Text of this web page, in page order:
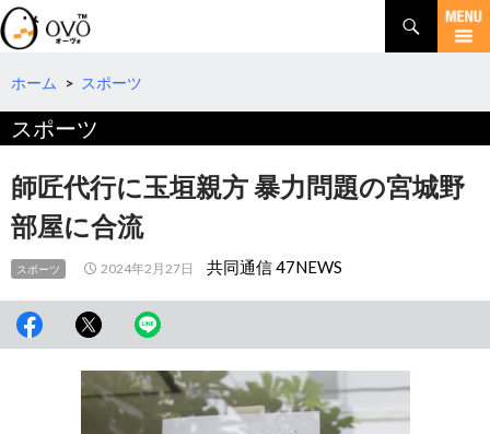
検
索
コ
テ
へ
移
動
ホーム > スポーツ
スポーツ
師匠代行に玉垣親方 暴力問題の宮城野
部屋に合流
スポーツ 2024年2月27日 共同通信 47NEWS